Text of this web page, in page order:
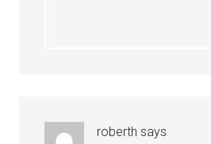
roberth says